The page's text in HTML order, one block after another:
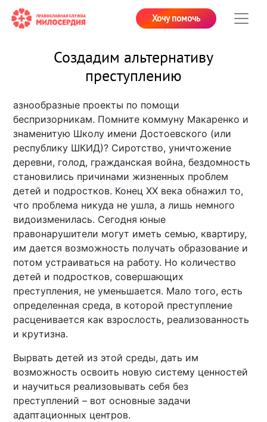
Хочу помочь
Создадим альтернативу
преступлению
азнообразные проекты по помощи
беспризорникам. Помните коммуну Макаренко и
знаменитую Школу имени Достоевского (или
республику ШКИД)? Сиротство, уничтожение
деревни, голод, гражданская война, бездомность
становились причинами жизненных проблем
детей и подростков. Конец XX века обнажил то,
что проблема никуда не ушла, а лишь немного
видоизменилась. Сегодня юные
правонарушители могут иметь семью, квартиру,
им дается возможность получать образование и
потом устраиваться на работу. Но количество
детей и подростков, совершающих
преступления, не уменьшается. Мало того, есть
определенная среда, в которой преступление
расценивается как взрослость, реализованность
и крутизна.
Вырвать детей из этой среды, дать им
возможность освоить новую систему ценностей
и научиться реализовывать себя без
преступлений – вот основные задачи
адаптационных центров.